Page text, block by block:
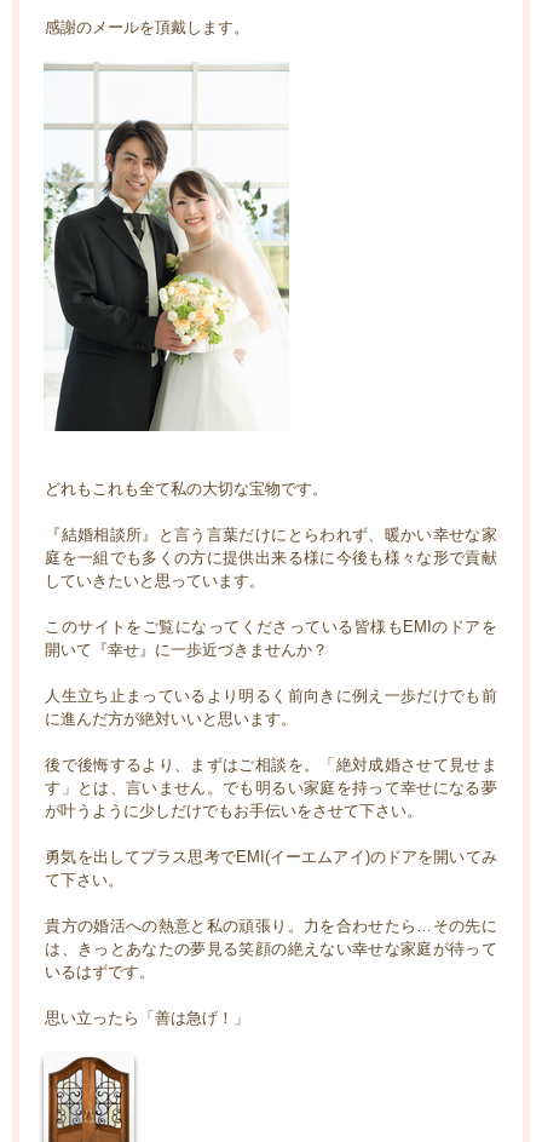
感謝のメールを頂戴します。
どれもこれも全て私の大切な宝物です。
『結婚相談所』と言う言葉だけにとらわれず、暖かい幸せな家
庭を一組でも多くの方に提供出来る様に今後も様々な形で貢献
していきたいと思っています。
このサイトをご覧になってくださっている皆様もEMIのドアを
開いて『幸せ』に一歩近づきませんか？
人生立ち止まっているより明るく前向きに例え一歩だけでも前
に進んだ方が絶対いいと思います。
後で後悔するより、まずはご相談を。「絶対成婚させて見せま
す」とは、言いません。でも明るい家庭を持って幸せになる夢
が叶うように少しだけでもお手伝いをさせて下さい。
勇気を出してプラス思考でEMI(イーエムアイ)のドアを開いてみ
て下さい。
貴方の婚活への熱意と私の頑張り。力を合わせたら…その先に
は、きっとあなたの夢見る笑顔の絶えない幸せな家庭が待って
いるはずです。
思い立ったら「善は急げ！」